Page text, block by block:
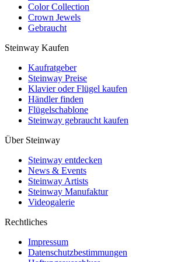
Color Collection
Crown Jewels
Gebraucht
Steinway Kaufen
Kaufratgeber
Steinway Preise
Klavier oder Flügel kaufen
Händler finden
Flügelschablone
Steinway gebraucht kaufen
Über Steinway
Steinway entdecken
News & Events
Steinway Artists
Steinway Manufaktur
Videogalerie
Rechtliches
Impressum
Datenschutzbestimmungen